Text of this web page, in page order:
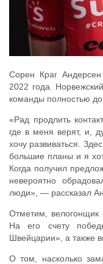
Сорен Краг
2022 года.
команды полностью
«Рад продлить
где в меня верят, и,
хочу развиваться.
большие планы и я
Когда получил
невероятно
люди», — рассказал
Отметим, велогонщик
На его счету
Швейцарии», а также
О том, насколько